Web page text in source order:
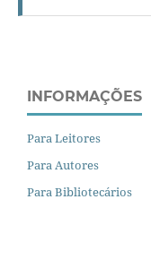
INFORMAÇÕES
Para Leitores
Para Autores
Para Bibliotecários